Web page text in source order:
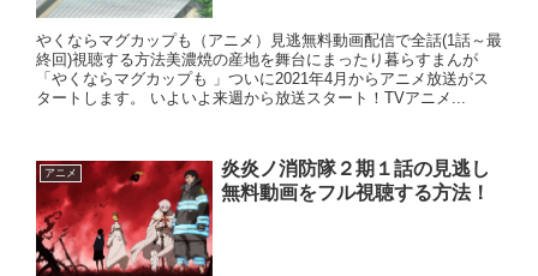
やくならマグカップも（アニメ）見逃無料動画配信で全話(1話～最
終回)視聴する方法美濃焼の産地を舞台にまったり暮らすまんが
「やくならマグカップも 」ついに2021年4月からアニメ放送がス
タートします。 いよいよ来週から放送スタート！TVアニメ...
アニメ
炎炎ノ消防隊２期１話の見逃し
無料動画をフル視聴する方法！